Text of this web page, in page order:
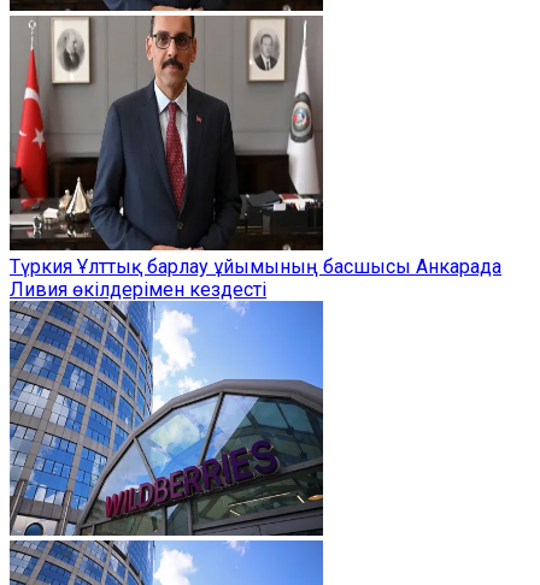
Түркия Ұлттық барлау ұйымының басшысы Анкарада
Ливия өкілдерімен кездесті